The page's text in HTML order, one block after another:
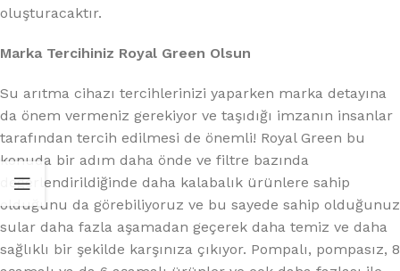
oluşturacaktır.
Marka Tercihiniz Royal Green Olsun
Su arıtma cihazı tercihlerinizi yaparken marka detayına
da önem vermeniz gerekiyor ve taşıdığı imzanın insanlar
tarafından tercih edilmesi de önemli! Royal Green bu
konuda bir adım daha önde ve filtre bazında
değerlendirildiğinde daha kalabalık ürünlere sahip
olduğunu da görebiliyoruz ve bu sayede sahip olduğunuz
sular daha fazla aşamadan geçerek daha temiz ve daha
sağlıklı bir şekilde karşınıza çıkıyor. Pompalı, pompasız, 8